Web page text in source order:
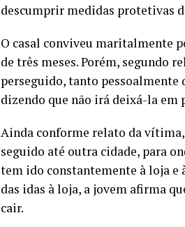
descumprir medidas protetivas
O casal conviveu maritalmente
de três meses. Porém, segundo
perseguido, tanto pessoalmente
dizendo que não irá deixá-la em
Ainda conforme relato da vítima,
seguido até outra cidade, para
tem ido constantemente à loja e
das idas à loja, a jovem afirma
cair.